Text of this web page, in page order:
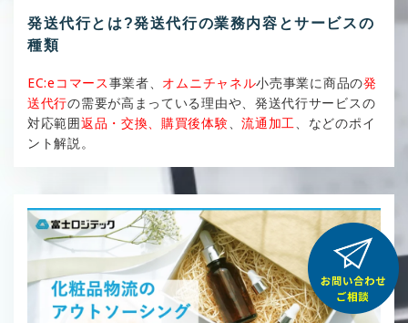
発送代行とは?発送代行の業務内容とサービスの
種類
EC:eコマース事業者、 オムニチャネル小売事業に商品の発
送代行の需要が高まっている理由や、発送代行サービスの
対応範囲返品・交換、購買後体験 、流通加工
、などのポイ
ント解説。